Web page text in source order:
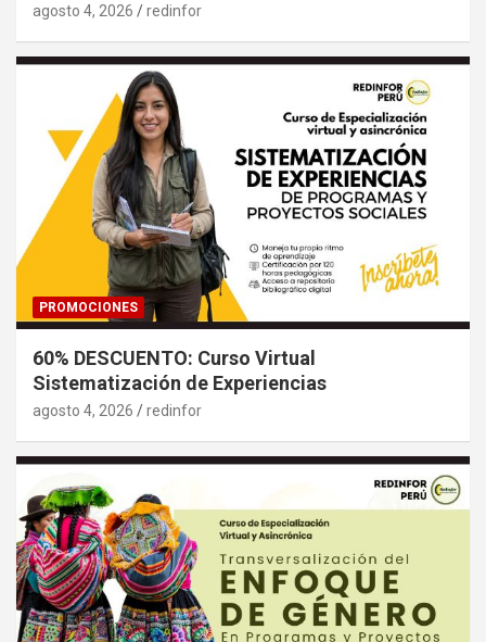
agosto 4, 2026 redinfor
PROMOCIONES
60% DESCUENTO: Curso Virtual
Sistematización de Experiencias
agosto 4, 2026 redinfor